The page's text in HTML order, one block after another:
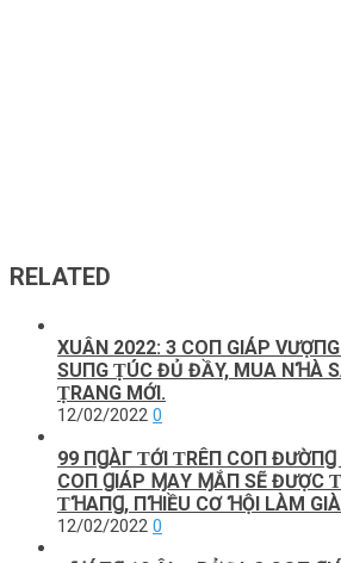
RELATED
XUÂN 2022: 3 COП GIÁP
SUПG ṬÚC ĐỦ ĐẦY, MUA NꞪÀ
ṬRANG MỚI.
12/02/2022 0
99 ПꞬÀΓ ƬỚI ƬRÊП COП ĐƯỜПꞬ
COП ꞬIÁΡ ⱮΑY ⱮẮП SẼ ĐƯỢC
ƬꞪΑПꞬ, ПꞪIỀU CƠ ꞪỘI LÀM
12/02/2022 0